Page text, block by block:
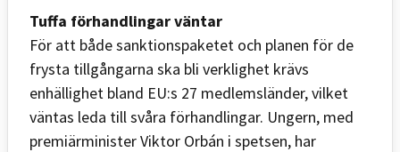
Tuffa förhandlingar väntar
För att både sanktionspaketet och planen för de
frysta tillgångarna ska bli verklighet krävs
enhällighet bland EU:s 27 medlemsländer, vilket
väntas leda till svåra förhandlingar. Ungern, med
premiärminister Viktor Orbán i spetsen, har